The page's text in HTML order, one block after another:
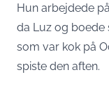
Hun arbejdede
da Luz og boede
som var kok på
spiste den aften.